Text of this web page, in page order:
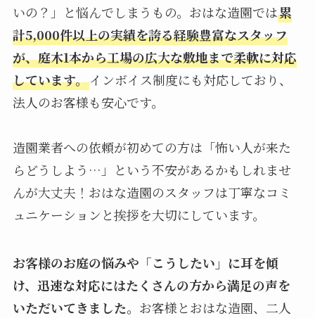
いの？」と悩んでしまうもの。おはな造園では累
計5,000件以上の実績を誇る経験豊富なスタッフ
が、庭木1本から工場の広大な敷地まで柔軟に対応
しています。インボイス制度にも対応しており、
法人のお客様も安心です。
造園業者への依頼が初めての方は「怖い人が来た
らどうしよう…」という不安があるかもしれませ
んが大丈夫！おはな造園のスタッフは丁寧なコミ
ュニケーションと挨拶を大切にしています。
お客様のお庭の悩みや「こうしたい」に耳を傾
け、迅速な対応にはたくさんの方から満足の声を
いただいてきました。 お客様とおはな造園、二人